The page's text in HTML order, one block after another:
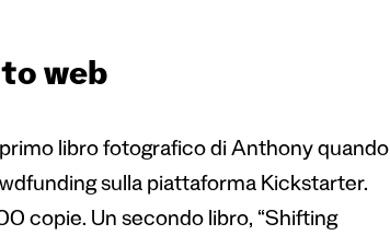
web
libro fotografico di Anthony quando
sulla piattaforma Kickstarter.
copie. Un secondo libro, “Shifting